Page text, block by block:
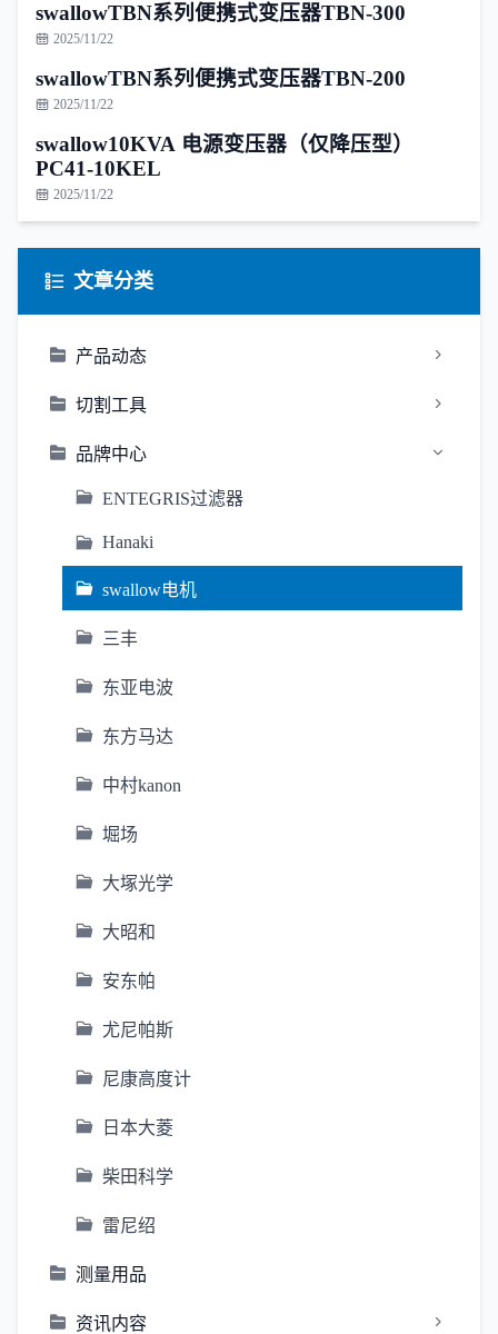
swallowTBN系列便携式变压器TBN-300
2025/11/22
swallowTBN系列便携式变压器TBN-200
2025/11/22
swallow10KVA 电源变压器（仅降压型）
PC41-10KEL
2025/11/22
文章分类
产品动态
切割工具
品牌中心
ENTEGRIS过滤器
Hanaki
swallow电机
三丰
东亚电波
东方马达
中村kanon
堀场
大塚光学
大昭和
安东帕
尤尼帕斯
尼康高度计
日本大菱
柴田科学
雷尼绍
测量用品
资讯内容